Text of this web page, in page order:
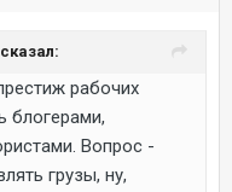
рабочих
блогерами,
Вопрос -
грузы, ну,